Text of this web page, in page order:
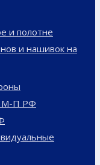
и полотне
и нашивок на
М-П РФ